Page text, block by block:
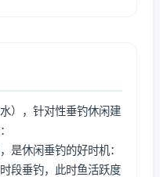
），针对性垂钓休闲建
是休闲垂钓的好时机：
段垂钓，此时鱼活跃度